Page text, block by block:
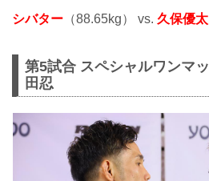
シバター （88.65kg） vs. 久保優太
第5試合 スペシャルワンマ
田忍